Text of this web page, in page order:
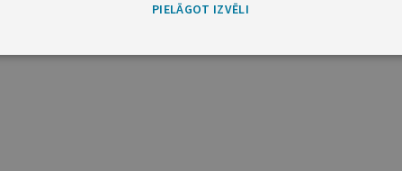
PIELĀGOT IZVĒLI